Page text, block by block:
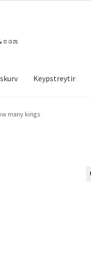
Keypstreytir
Mín brúkari
many kings